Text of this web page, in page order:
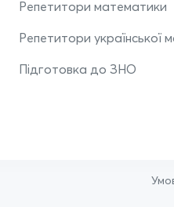
Репетитори математики
Репетитори української
Підготовка до ЗНО